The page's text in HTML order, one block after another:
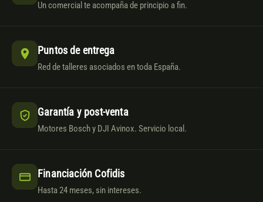
Un comercial te acompaña de principio a fin.
Puntos de entrega
Red de talleres asociados en toda España.
Garantía y post-venta
Motores Bosch y DJI Avinox. Servicio local.
Financiación Cofidis
Hasta 24 meses, sin intereses.